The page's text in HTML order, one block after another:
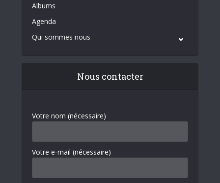
Albums
Agenda
Qui sommes nous
Nous contacter
Votre nom (nécessaire)
Votre e-mail (nécessaire)